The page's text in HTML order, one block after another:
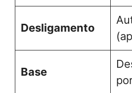
Desligamento
Base